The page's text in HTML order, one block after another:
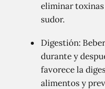
eliminar toxinas
sudor.
Digestión:
durante y
favorece la
alimentos y